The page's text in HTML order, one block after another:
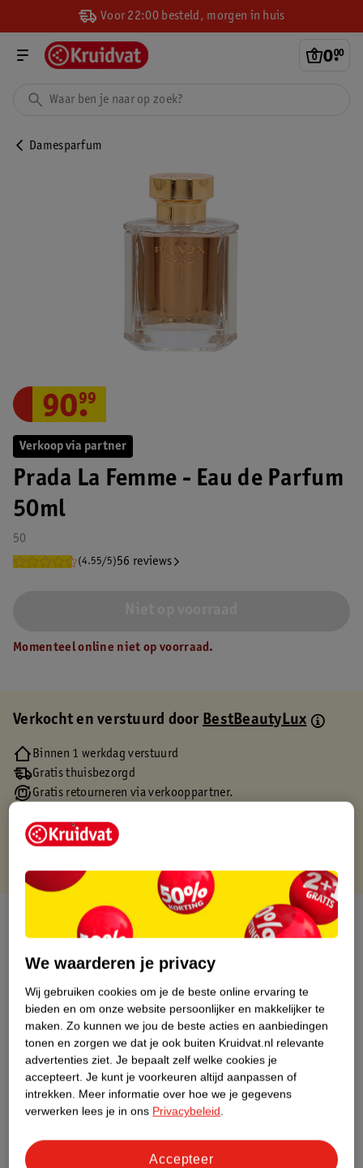
Voor 22:00 besteld, morgen in huis
0.
00
Damesparfum
Verkoop via partner
Prada La Femme - Eau de Parfum
50ml
50
(4.55/5)56 reviews
90.
99
Momenteel online niet op voorraad.
Verkocht en verstuurd doorBestBeautyLux
Binnen 1 werkdag verstuurd
Gratis thuisbezorgd
Gratis retourneren via verkooppartner.
Over dit product
Productinformatie
Etiketinformatie
Nature Impact Score
Dit product heeft (nog) geen Nature
Impact Score.
Meer informatie
We waarderen je privacy
Wij gebruiken cookies om je de beste online ervaring te
bieden en om onze website persoonlijker en makkelijker te
maken. Zo kunnen we jou de beste acties en aanbiedingen
tonen en zorgen we dat je ook buiten Kruidvat.nl relevante
advertenties ziet. Je bepaalt zelf welke cookies je
accepteert. Je kunt je voorkeuren altijd aanpassen of
intrekken. Meer informatie over hoe we je gegevens
verwerken lees je in ons Privacybeleid.
Accepteer